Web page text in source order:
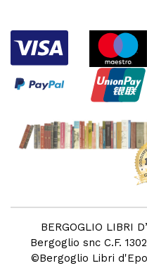
BERGOGLIO LIBRI
Bergoglio snc C.F.
©Bergoglio Libri